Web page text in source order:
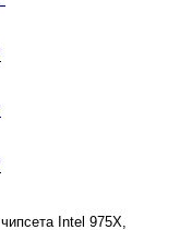
Intel 975X,